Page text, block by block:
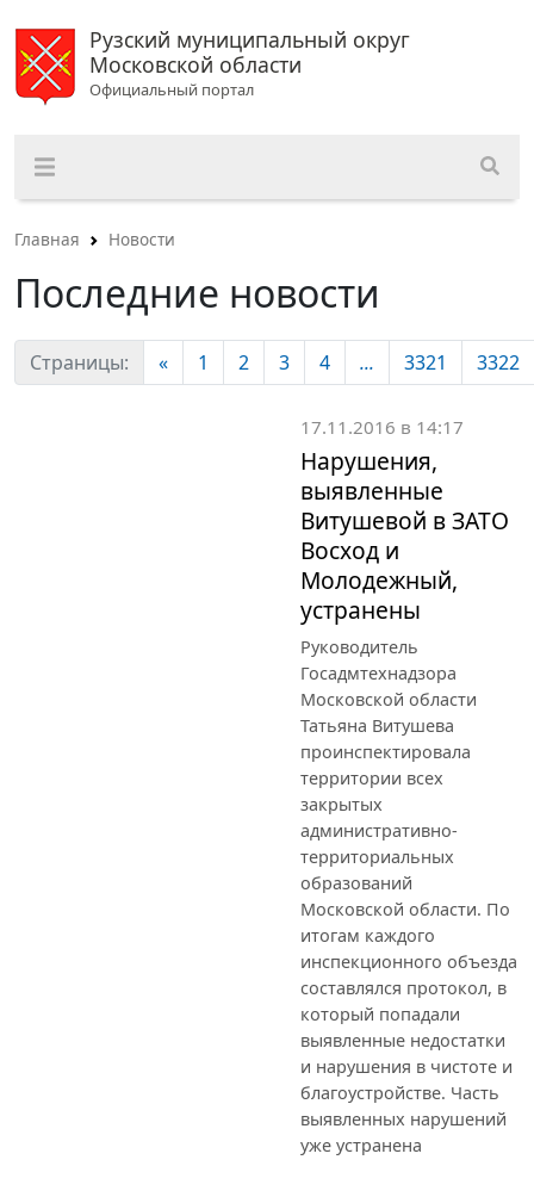
Рузский муниципальный округ
Московской области
Официальный портал
Главная Новости
Последние новости
Страницы: « 1 2 3 4 ... 3321 3322
17.11.2016 в 14:17
Нарушения,
выявленные
Витушевой в ЗАТО
Восход и
Молодежный,
устранены
Руководитель
Госадмтехнадзора
Московской области
Татьяна Витушева
проинспектировала
территории всех
закрытых
административно-
территориальных
образований
Московской области. По
итогам каждого
инспекционного объезда
составлялся протокол, в
который попадали
выявленные недостатки
и нарушения в чистоте и
благоустройстве. Часть
выявленных нарушений
уже устранена